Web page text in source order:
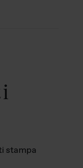
stampa